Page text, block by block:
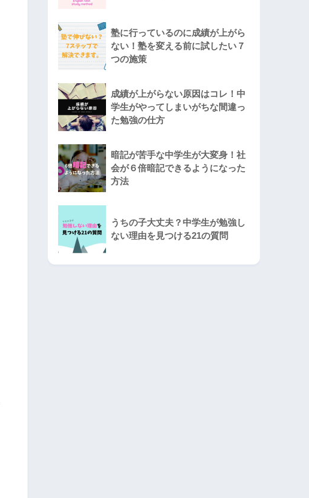
塾に行っているのに成績が上がら
ない！塾を変える前に試したい７
つの施策
成績が上がらない原因はコレ！中
学生がやってしまいがちな間違っ
た勉強の仕方
暗記が苦手な中学生が大変身！社
会が６倍暗記できるようになった
方法
うちの子大丈夫？中学生が勉強し
ない理由を見つける21の質問